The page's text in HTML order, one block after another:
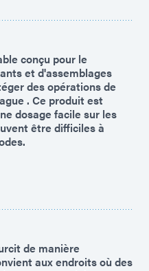
conçu pour le
et d'assemblages
des opérations de
. Ce produit est
dosage facile sur les
être difficiles à
de manière
aux endroits où des